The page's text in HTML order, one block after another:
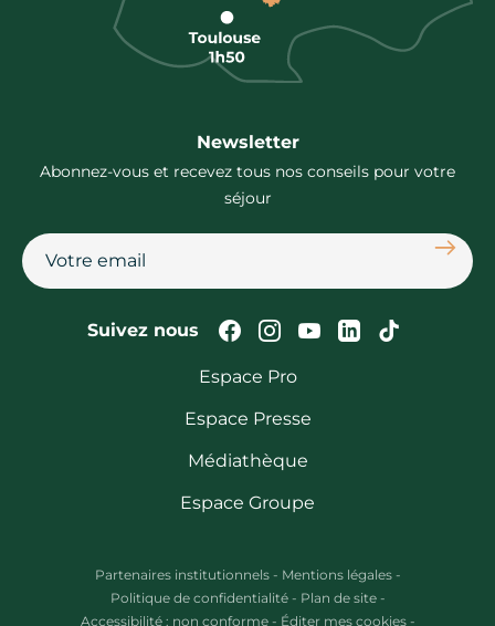
Newsletter
Abonnez-vous et recevez tous nos conseils pour votre
séjour
Suivez nous Suivez-nous sur
Suivez-nous sur
Suivez-nous
Suivez-Suivez-
Espace Pro
Espace Presse
Médiathèque
Espace Groupe
Partenaires institutionnels - Mentions légales -
Politique de confidentialité - Plan de site -
Accessibilité : non conforme - Éditer mes cookies -